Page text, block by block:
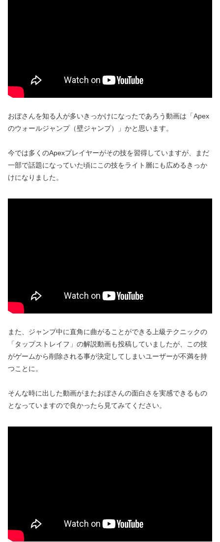
おぼさんを知る人が多いきっかけになったであろう動画は「Apex
のウォールジャンプ（壁ジャンプ）」かと思います。
今では多くのApexプレイヤーがその技を習得していますが、まだ
一部で話題になっていた頃にこの技をライト層にも広めるきっか
けになりました。
また、ジャンプ中に直角に曲がることができる上級テクニックの
「タップストレイフ」の解説動画も投稿していましたが、この技
がゲームから削除される事が決定してしまいユーザーが不満を持
つことに。
そんな時に出した動画がまたおぼさんの面白さを実感できるもの
となっていますので良かったら見てみてください。